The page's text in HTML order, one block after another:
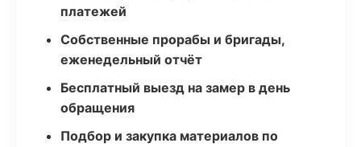
платежей
Собственные прорабы и бригады,
еженедельный отчёт
Бесплатный выезд на замер в день
обращения
Подбор и закупка материалов по